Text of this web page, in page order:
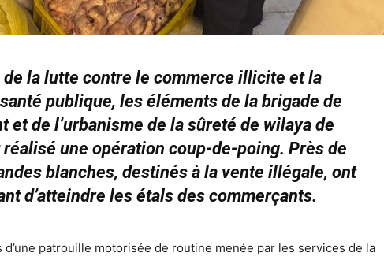
de la lutte contre le commerce illicite et la
publique, les éléments de la brigade de
et de l’urbanisme de la sûreté de wilaya de
une opération coup-de-poing. Près de
blanches, destinés à la vente illégale, ont
d’atteindre les étals des commerçants.
d’une patrouille motorisée de routine menée par les services de la